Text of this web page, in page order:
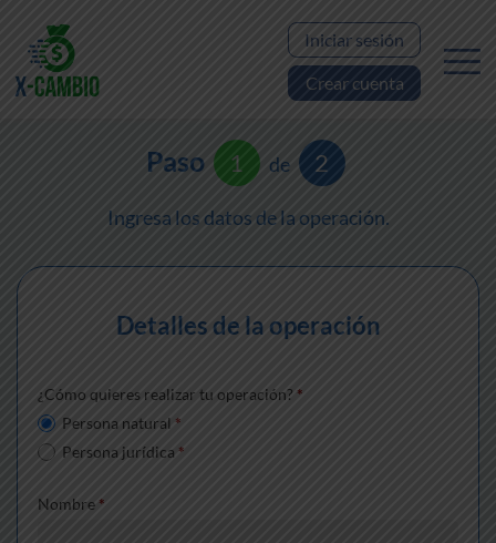
Iniciar sesión
Crear cuenta
Paso 1 de 2
Ingresa los datos de la operación.
Detalles de la operación
¿Cómo quieres realizar tu operación? *
Persona natural *
Persona jurídica *
Nombre*